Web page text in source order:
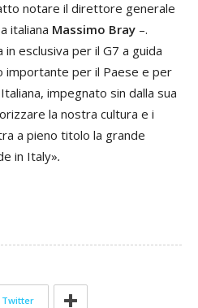
notare il direttore generale
italiana Massimo Bray –.
esclusiva per il G7 a guida
importante per il Paese e per
impegnato sin dalla sua
la nostra cultura e i
a pieno titolo la grande
in Italy».
Twitter